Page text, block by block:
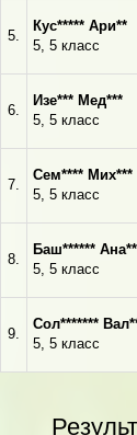
5.
Кус***** Ари**
5, 5 класс
6.
Изе*** Мед***
5, 5 класс
7.
Сем**** Мих***
5, 5 класс
8.
Баш******
5, 5 класс
9.
Сол*******
5, 5 класс